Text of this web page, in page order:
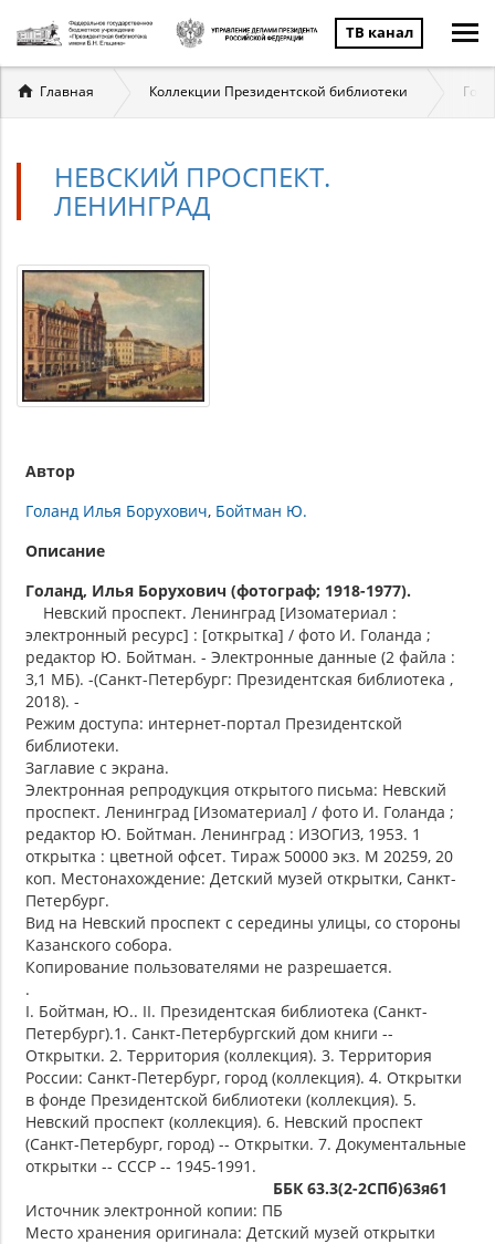
ТВ канал
Вы
здесь
Главная Коллекции Президентской библиотеки
НЕВСКИЙ ПРОСПЕКТ.
ЛЕНИНГРАД
Автор
Голанд Илья Борухович Бойтман Ю.
Описание
Голанд, Илья Борухович (фотограф; 1918-1977).
Невский проспект. Ленинград [Изоматериал :
электронный ресурс] : [открытка] / фото И. Голанда ;
редактор Ю. Бойтман. - Электронные данные (2 файла :
3,1 МБ). -(Санкт-Петербург: Президентская библиотека ,
2018). -
Режим доступа: интернет-портал Президентской
библиотеки.
Заглавие с экрана.
Электронная репродукция открытого письма: Невский
проспект. Ленинград [Изоматериал] / фото И. Голанда ;
редактор Ю. Бойтман. Ленинград : ИЗОГИЗ, 1953. 1
открытка : цветной офсет. Тираж 50000 экз. М 20259, 20
коп. Местонахождение: Детский музей открытки, Санкт-
Петербург.
Вид на Невский проспект с середины улицы, со стороны
Казанского собора.
Копирование пользователями не разрешается.
.
I. Бойтман, Ю.. II. Президентская библиотека (Санкт-
Петербург).1. Санкт-Петербургский дом книги --
Открытки. 2. Территория (коллекция). 3. Территория
России: Санкт-Петербург, город (коллекция). 4. Открытки
в фонде Президентской библиотеки (коллекция). 5.
Невский проспект (коллекция). 6. Невский проспект
(Санкт-Петербург, город) -- Открытки. 7. Документальные
открытки -- СССР -- 1945-1991.
ББК 63.3(2-2СПб)63я61
Источник электронной копии: ПБ
Место хранения оригинала: Детский музей открытки